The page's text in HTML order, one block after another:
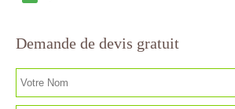
Demande de devis gratuit